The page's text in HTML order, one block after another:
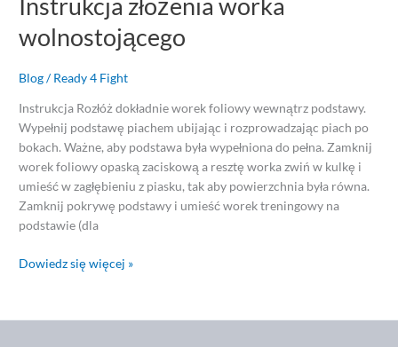
Instrukcja złożenia worka
wolnostojącego
Blog/Ready 4 Fight
Instrukcja Rozłóż dokładnie worek foliowy wewnątrz podstawy.
Wypełnij podstawę piachem ubijając i rozprowadzając piach po
bokach. Ważne, aby podstawa była wypełniona do pełna. Zamknij
worek foliowy opaską zaciskową a resztę worka zwiń w kulkę i
umieść w zagłębieniu z piasku, tak aby powierzchnia była równa.
Zamknij pokrywę podstawy i umieść worek treningowy na
podstawie (dla
Dowiedz się więcej »